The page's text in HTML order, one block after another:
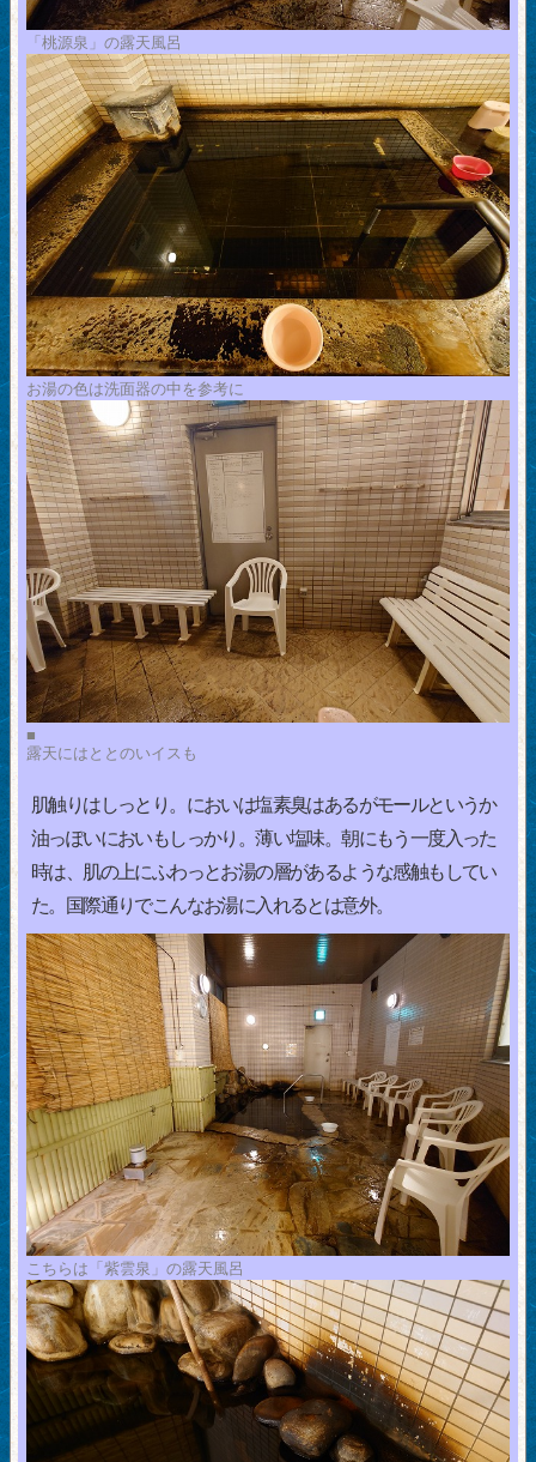
「桃源泉」の露天風呂
お湯の色は洗面器の中を参考に
■
露天にはととのいイスも
肌触りはしっとり。においは塩素臭はあるがモールというか
油っぽいにおいもしっかり。薄い塩味。朝にもう一度入った
時は、肌の上にふわっとお湯の層があるような感触もしてい
た。国際通りでこんなお湯に入れるとは意外。
こちらは「紫雲泉」の露天風呂